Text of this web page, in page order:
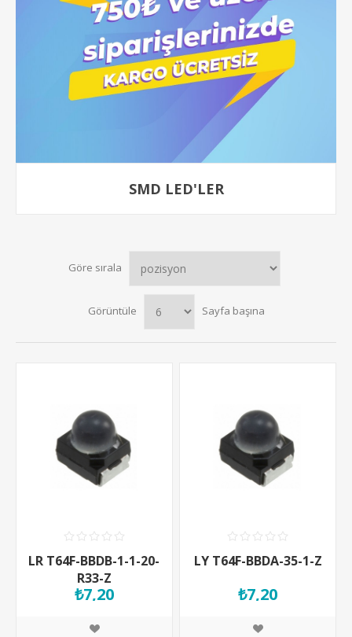
SMD LED'LER
Göre sırala
Görüntüle Sayfa başına
LR T64F-BBDB-1-1-20-
R33-Z
₺7,20
LY T64F-BBDA-35-1-Z
₺7,20